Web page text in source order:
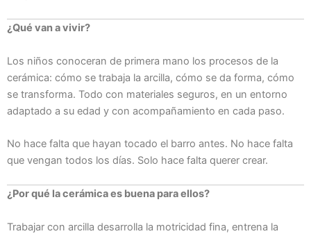
¿Qué van a vivir?
Los niños conoceran de primera mano los procesos de la
cerámica: cómo se trabaja la arcilla, cómo se da forma, cómo
se transforma. Todo con materiales seguros, en un entorno
adaptado a su edad y con acompañamiento en cada paso.
No hace falta que hayan tocado el barro antes. No hace falta
que vengan todos los días. Solo hace falta querer crear.
¿Por qué la cerámica es buena para ellos?
Trabajar con arcilla desarrolla la motricidad fina, entrena la